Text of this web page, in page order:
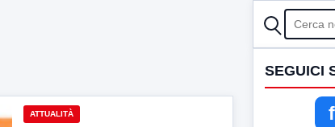
ATTUALITÀ
CERCA
SEGUICI
f